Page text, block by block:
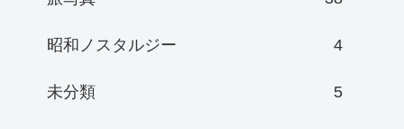
昭和ノスタルジー 4
未分類 5